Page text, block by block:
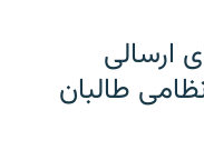
ارسالی
طالبان